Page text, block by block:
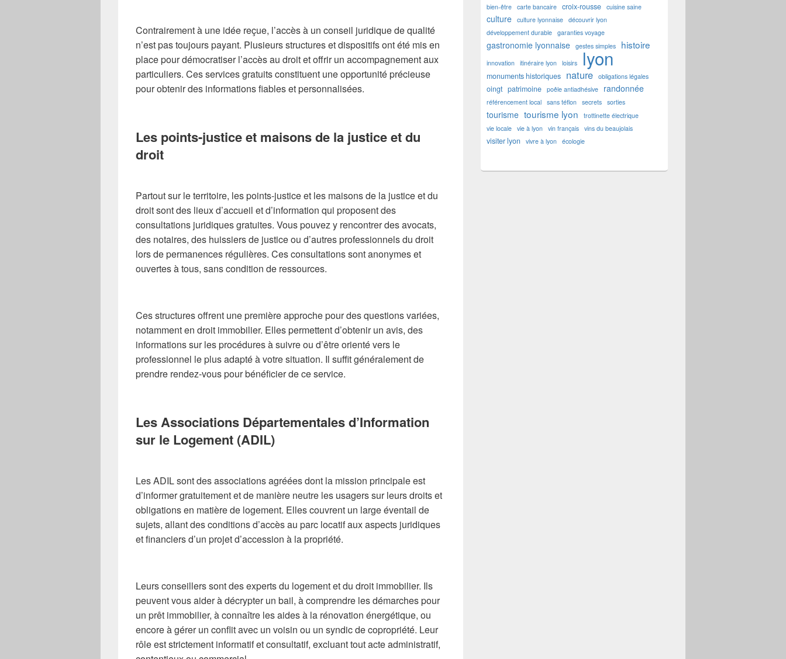
Contrairement à une idée reçue, l’accès à un conseil juridique de qualité
n’est pas toujours payant. Plusieurs structures et dispositifs ont été mis en
place pour démocratiser l’accès au droit et offrir un accompagnement aux
particuliers. Ces services gratuits constituent une opportunité précieuse
pour obtenir des informations fiables et personnalisées.
Les points-justice et maisons de la justice et du
droit
Partout sur le territoire, les points-justice et les maisons de la justice et du
droit sont des lieux d’accueil et d’information qui proposent des
consultations juridiques gratuites. Vous pouvez y rencontrer des avocats,
des notaires, des huissiers de justice ou d’autres professionnels du droit
lors de permanences régulières. Ces consultations sont anonymes et
ouvertes à tous, sans condition de ressources.
Ces structures offrent une première approche pour des questions variées,
notamment en droit immobilier. Elles permettent d’obtenir un avis, des
informations sur les procédures à suivre ou d’être orienté vers le
professionnel le plus adapté à votre situation. Il suffit généralement de
prendre rendez-vous pour bénéficier de ce service.
Les Associations Départementales d’Information
sur le Logement (ADIL)
Les ADIL sont des associations agréées dont la mission principale est
d’informer gratuitement et de manière neutre les usagers sur leurs droits et
obligations en matière de logement. Elles couvrent un large éventail de
sujets, allant des conditions d’accès au parc locatif aux aspects juridiques
et financiers d’un projet d’accession à la propriété.
Leurs conseillers sont des experts du logement et du droit immobilier. Ils
peuvent vous aider à décrypter un bail, à comprendre les démarches pour
un prêt immobilier, à connaître les aides à la rénovation énergétique, ou
encore à gérer un conflit avec un voisin ou un syndic de copropriété. Leur
rôle est strictement informatif et consultatif, excluant tout acte administratif,
bien-être carte bancaire croix-rousse cuisine saine
culture culture lyonnaise découvrir lyon
développement durable garanties voyage
gastronomie lyonnaise gestes simples histoire
innovation itinéraire lyon loisirs lyon
monuments historiques nature obligations légales
oingt patrimoine poêle antiadhésive randonnée
référencement local sans téflon secrets sorties
tourisme tourisme lyon
trottinette électrique
vie locale vie à lyon vin français vins du beaujolais
visiter lyon vivre à lyon écologie